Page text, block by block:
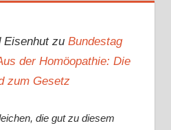
Eisenhutzu Bundestag
der Homöopathie: Die
zum Gesetz
die gut zu diesem